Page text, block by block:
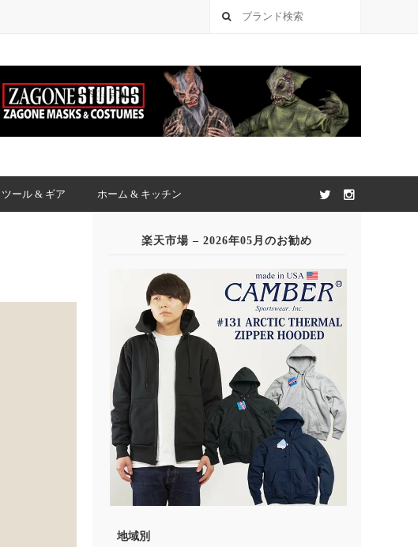
ツール & ギア ホーム & キッチン
楽天市場 – 2026年05月のお勧め
地域別